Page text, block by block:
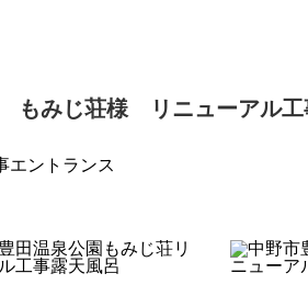
もみじ荘様 リニューアル工